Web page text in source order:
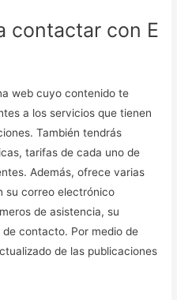
contactar con E
web cuyo contenido te
a los servicios que tienen
También tendrás
tarifas de cada uno de
Además, ofrece varias
su correo electrónico
de asistencia, su
contacto. Por medio de
de las publicaciones